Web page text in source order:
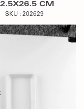
CM
SKU : 202629